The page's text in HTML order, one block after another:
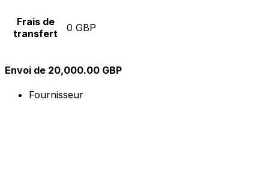
Frais de
transfert
0 GBP
Envoi de 20,000.00 GBP
Fournisseur